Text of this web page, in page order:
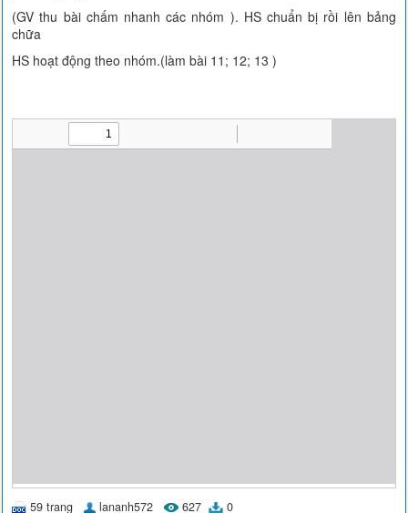
(GV thu bài chấm nhanh các nhóm ). HS chuẩn bị rồi lên bảng
chữa
HS hoạt động theo nhóm.(làm bài 11; 12; 13 )
59 trang lananh572 627 0